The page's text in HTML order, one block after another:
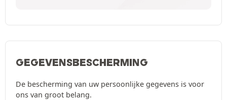
GEGEVENSBESCHERMING
De bescherming van uw persoonlijke gegevens is voor
ons van groot belang.